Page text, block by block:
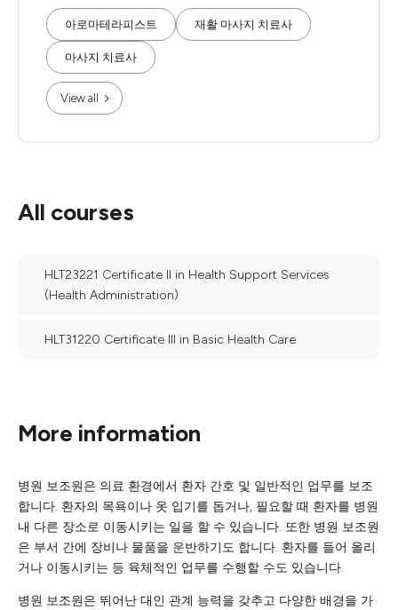
아로마테라피스트 재활 마사지 치료사
마사지 치료사
View all
All courses
HLT23221 Certificate II in Health Support Services
(Health Administration)
HLT31220 Certificate III in Basic Health Care
More information
병원 보조원은 의료 환경에서 환자 간호 및 일반적인 업무를 보조
합니다. 환자의 목욕이나 옷 입기를 돕거나, 필요할 때 환자를 병원
내 다른 장소로 이동시키는 일을 할 수 있습니다. 또한 병원 보조원
은 부서 간에 장비나 물품을 운반하기도 합니다. 환자를 들어 올리
거나 이동시키는 등 육체적인 업무를 수행할 수도 있습니다.
병원 보조원은 뛰어난 대인 관계 능력을 갖추고 다양한 배경을 가